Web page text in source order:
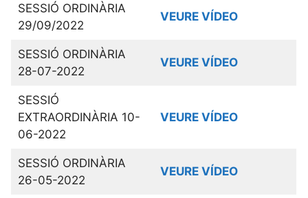
SESSIÓ ORDINÀRIA
29/09/2022
VEURE VÍDEO
SESSIÓ ORDINÀRIA
28-07-2022
VEURE VÍDEO
SESSIÓ
EXTRAORDINÀRIA 10-
06-2022
VEURE VÍDEO
SESSIÓ ORDINÀRIA
26-05-2022
VEURE VÍDEO